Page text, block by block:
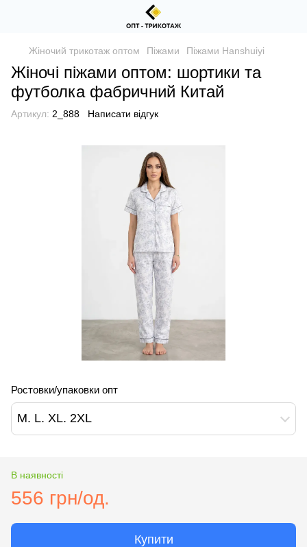
Жіночий трикотаж оптом Піжами Піжами Hanshuiyi
Жіночі піжами оптом: шортики та
футболка фабричний Китай
Артикул: 2_888 Написати відгук
Ростовки/упаковки опт
M. L. XL. 2XL
В наявності
556 грн/од.
Купити